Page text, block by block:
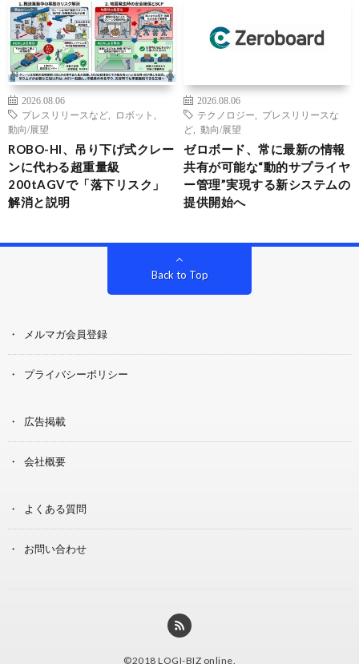
2026.08.06
プレスリリースなど
ロボット
動向/展望
ROBO-HI、吊り下げ式クレー
ンに代わる超重量級
200tAGVで「落下リスク」
解消と説明
2026.08.06
テクノロジー
プレスリリースな
ど
動向/展望
ゼロボード、常に最新の情報
共有が可能な“動的サプライヤ
ー管理”実現する新システムの
提供開始へ
Back to Top
メルマガ会員登録
プライバシーポリシー
広告掲載
会社概要
よくある質問
お問い合わせ
©2018 LOGI-BIZ online.